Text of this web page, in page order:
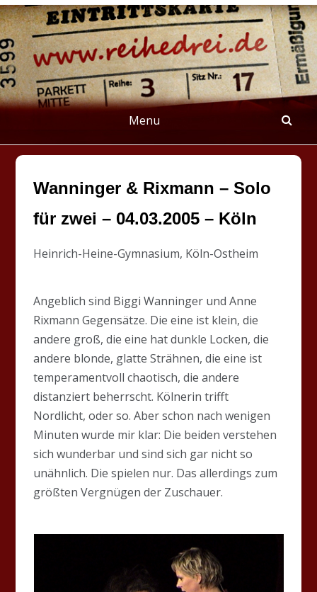
Skip
to
contentREIHEDREI
Berichte über Groß- und Kleinkunst
Menu
Wanninger & Rixmann – Solo
für zwei – 04.03.2005 – Köln
Heinrich-Heine-Gymnasium, Köln-Ostheim
Angeblich sind Biggi Wanninger und Anne
Rixmann Gegensätze. Die eine ist klein, die
andere groß, die eine hat dunkle Locken, die
andere blonde, glatte Strähnen, die eine ist
temperamentvoll chaotisch, die andere
distanziert beherrscht. Kölnerin trifft
Nordlicht, oder so. Aber schon nach wenigen
Minuten wurde mir klar: Die beiden verstehen
sich wunderbar und sind sich gar nicht so
unähnlich. Die spielen nur. Das allerdings zum
größten Vergnügen der Zuschauer.